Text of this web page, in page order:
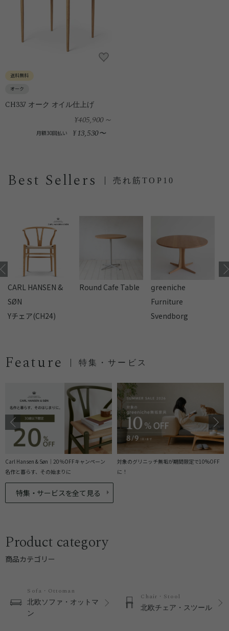
送料無料
オーク
CH337 オーク オイル仕上げ
¥405,900～
月額30回払い ¥ 13,530〜
Best Sellers 売れ筋TOP10
CARL HANSEN &
SØN
Yチェア(CH24)
Round Cafe Table
reeniche
Furniture
Svendborg
Feature 特集・サービス
Carl Hansen & Søn｜20％OFFキャンペーン
名作と暮らす、その始まりに
対象のグリニッチ無垢が期間限定で10%OFF
に！
特集・サービスを全て見る
Product category
商品カテゴリー
Sofa・Ottoman
北欧ソファ・オットマ
ン
Chair・Stool
北欧チェア・スツール